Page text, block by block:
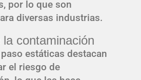
por lo que son
diversas industrias.
contaminación
estáticas destacan
el riesgo de